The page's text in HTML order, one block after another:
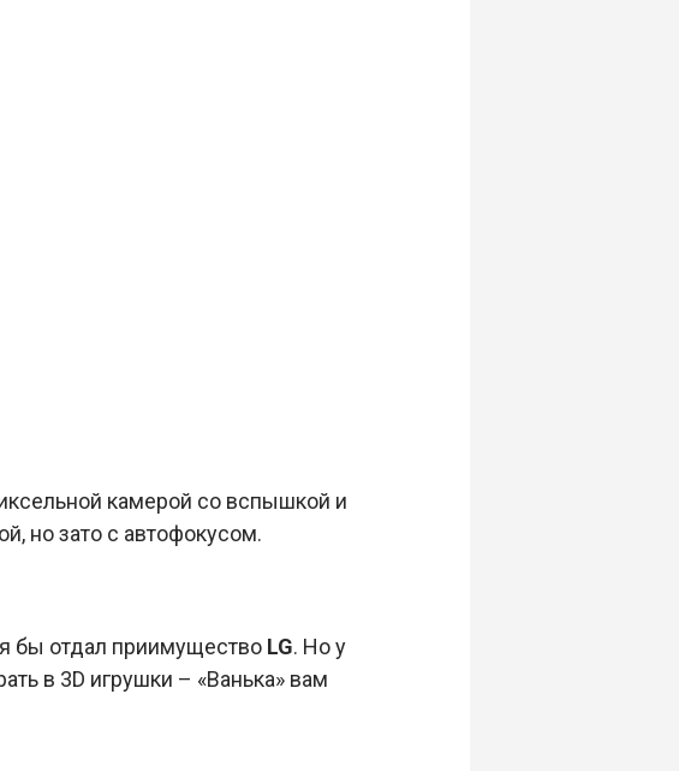
камерой со вспышкой и
но зато с автофокусом.
бы отдал приимущество LG. Но у
в 3D игрушки – «Ванька» вам